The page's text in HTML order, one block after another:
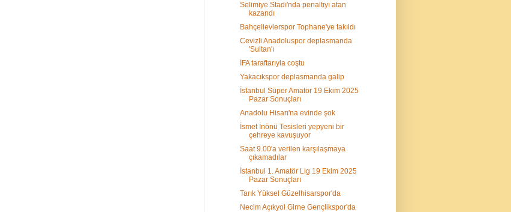
Selimiye Stadı'nda penaltıyı atan
kazandı
Bahçelievlerspor Tophane'ye takıldı
Cevizli Anadoluspor deplasmanda
'Sultan'ı
İFA taraftarıyla coştu
Yakacıkspor deplasmanda galip
İstanbul Süper Amatör 19 Ekim 2025
Pazar Sonuçları
Anadolu Hisarı'na evinde şok
İsmet İnönü Tesisleri yepyeni bir
çehreye kavuşuyor
Saat 9.00'a verilen karşılaşmaya
çıkamadılar
İstanbul 1. Amatör Lig 19 Ekim 2025
Pazar Sonuçları
Tarık Yüksel Güzelhisarspor'da
Necim Açıkyol Girne Gençlikspor'da